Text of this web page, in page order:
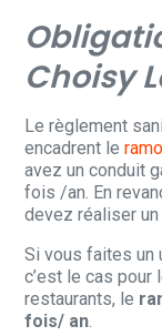
Choisy
Le règlement
encadrent le
avez un conduit
fois /an. En
devez réaliser un
Si vous faites un
c’est le cas
restaurants, le
fois/ an.